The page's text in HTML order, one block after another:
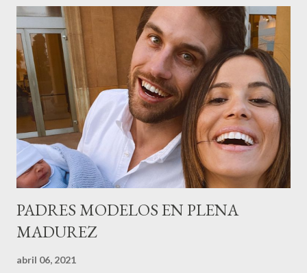
peluquería del grupo.Justo hace unos días Carol Pagés nos
contaba detalles del homenaje en Actualida Rosa en RCE
radio,en el programa que presento todos los jueves de 17 a 18
horas . Carolina y Quionia Pagés Carolina Pagés La cita ,en el
Museu Marítim de BCN ,en las Drassanes reunió a figuras
destacadas del sector,así como clientes, autoridades y medios
de comunicación, en una velada inolvidable bajo el lema “Cien
años peinando almas, creando belleza,i...
PADRES MODELOS EN PLENA
MADUREZ
abril 06, 2021